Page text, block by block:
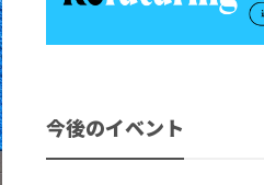
今後のイベント